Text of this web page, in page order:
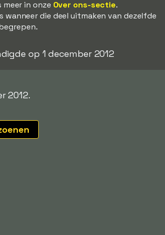
meer in onze Over ons-sectie.
die deel uitmaken van dezelfde
op 1 december 2012
2012.